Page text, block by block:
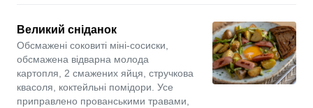
Великий сніданок
Обсмажені соковиті міні-сосиски,
обсмажена відварна молода
картопля, 2 смажених яйця, стручкова
квасоля, коктейльні помідори. Усе
приправлено прованськими травами,